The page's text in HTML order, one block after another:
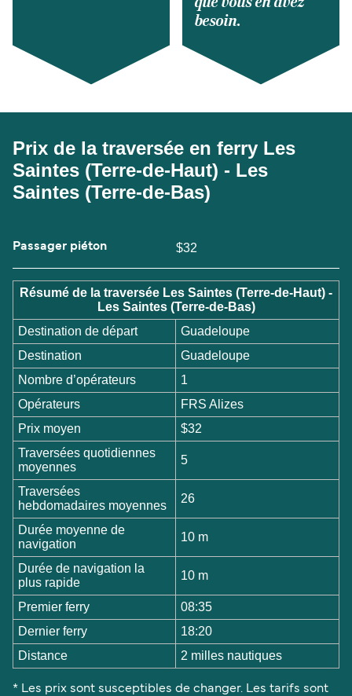
besoin.
Prix de la traversée en ferry Les
Saintes (Terre-de-Haut) - Les
Saintes (Terre-de-Bas)
Passager piéton $32
Résumé de la traversée Les Saintes (Terre-de-Haut) -
Les Saintes (Terre-de-Bas)
Destination de départ
Guadeloupe
Destination
Guadeloupe
Nombre d’opérateurs
1
Opérateurs
FRS Alizes
Prix moyen
$32
Traversées quotidiennes
moyennes
5
Traversées
hebdomadaires moyennes
26
Durée moyenne de
navigation
10 m
Durée de navigation la
plus rapide
10 m
Premier ferry
08:35
Dernier ferry
18:20
Distance
2 milles nautiques
* Les prix sont susceptibles de changer. Les tarifs sont